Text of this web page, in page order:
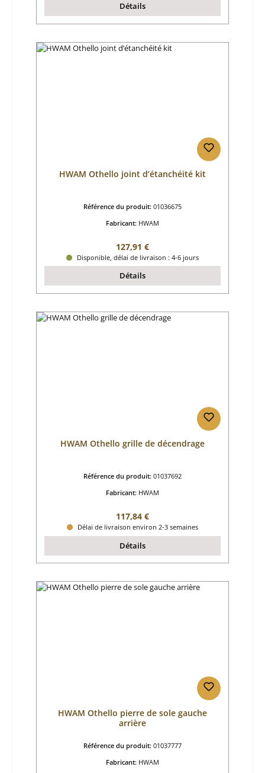
Détails
HWAM Othello joint d’étanchéité kit
Référence du produit: 01036675
Fabricant: HWAM
Prix régulier :
127,91 €
Disponible, délai de livraison : 4-6 jours
Détails
HWAM Othello grille de décendrage
Référence du produit: 01037692
Fabricant: HWAM
Prix régulier :
117,84 €
Délai de livraison environ 2-3 semaines
Détails
HWAM Othello pierre de sole gauche
arrière
Référence du produit: 01037777
Fabricant: HWAM